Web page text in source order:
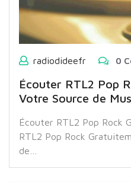
radiodideefr 0
Écouter RTL2 Pop
Votre Source de
Écouter RTL2 Pop Rock
RTL2 Pop Rock
de…